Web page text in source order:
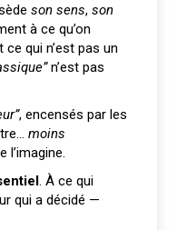
son sens,son
à ce qu’on
ce qui n’est pas un
n’est pas
, encensés par les
moins
l’imagine.
. À ce qui
qui a décidé —